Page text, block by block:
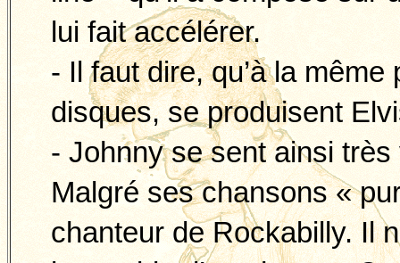
lui fait accélérer.
- Il faut dire, qu’à la
disques, se produisent
- Johnny se sent ainsi
Malgré ses chansons «
chanteur de Rockabilly. Il